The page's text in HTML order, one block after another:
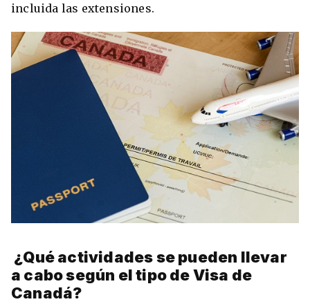
incluida las extensiones.
¿Qué actividades se pueden llevar
a cabo según el tipo de Visa de
Canadá?